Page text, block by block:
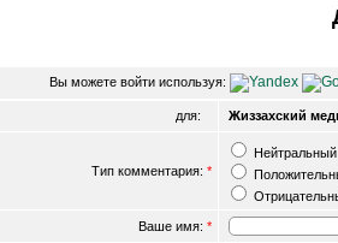
Вы можете войти используя:
для: Жиззахский
Тип комментария: *
Нейтральный
Ваше имя: *